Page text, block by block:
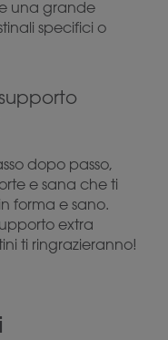
una grande
specifici o
dopo passo,
e sana che ti
forma e sano.
extra
ti ringrazieranno!